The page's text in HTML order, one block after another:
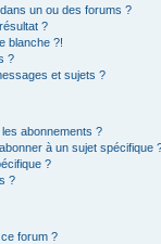
un ou des forums ?
?
blanche ?!
?
et sujets ?
abonnements ?
à un sujet spécifique
?
?
forum ?